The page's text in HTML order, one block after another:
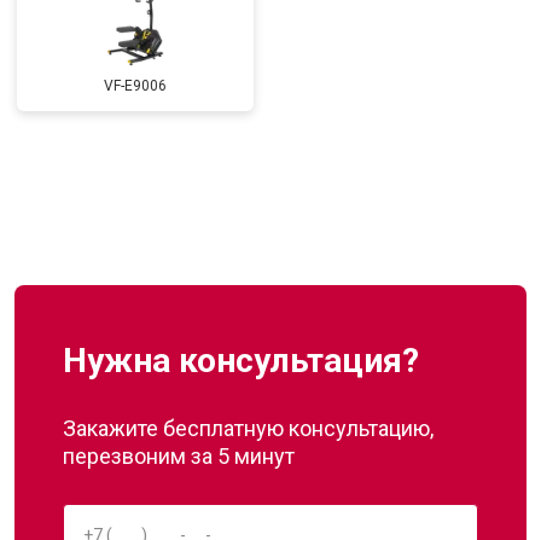
VF-E9006
Нужна консультация?
Закажите бесплатную консультацию,
перезвоним за 5 минут